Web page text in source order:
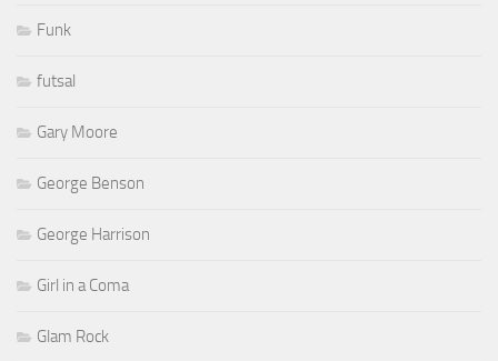
Funk
futsal
Gary Moore
George Benson
George Harrison
Girl in a Coma
Glam Rock